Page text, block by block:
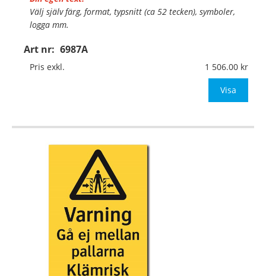
Art nr: 6987A
Välj själv färg, format, typsnitt (ca 52 tecken), symboler,
logga mm.
Material:Plan aluminium, 0,7mm (väggmontage)
Mått:420x594mm (eller annat mått upp till 0,25m²)
Pris exkl. 1 506.00
Visa